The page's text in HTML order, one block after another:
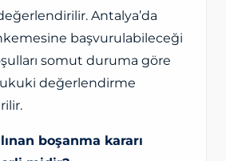
Antalya’da
başvurulabileceği
somut duruma göre
değerlendirme
boşanma kararı